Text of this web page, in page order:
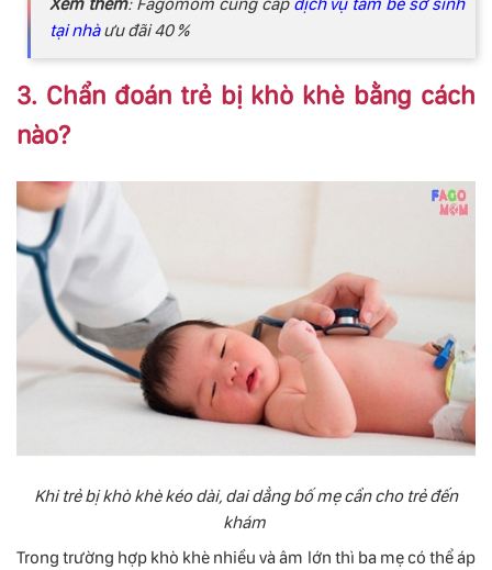
tại nhàưu đãi 40 %
3. Chẩn đoán trẻ bị khò khè bằng cách
nào?
Khi trẻ bị khò khè kéo dài, dai dẳng bố mẹ cần cho trẻ đến
khám
Trong trường hợp khò khè nhiều và âm lớn thì ba mẹ có thể áp